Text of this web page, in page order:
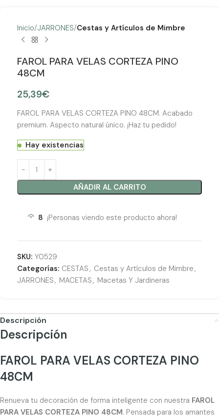
Inicio JARRONES Cestas y Artículos de Mimbre
FAROL PARA VELAS CORTEZA PINO
48CM
25,39€
FAROL PARA VELAS CORTEZA PINO 48CM. Acabado
premium. Aspecto natural único. ¡Haz tu pedido!
Hay existencias
AÑADIR AL CARRITO
8 ¡Personas viendo este producto ahora!
SKU: Y0529
Categorías: CESTAS, Cestas y Artículos de Mimbre,
JARRONES, MACETAS, Macetas Y Jardineras
Descripción
Descripción
FAROL PARA VELAS CORTEZA PINO
48CM
Renueva tu decoración de forma inteligente con nuestra FAROL
PARA VELAS CORTEZA PINO 48CM. Pensada para los amantes